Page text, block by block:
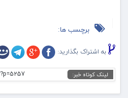
برچسب ها:
به اشتراک بگذارید:
لینک کوتاه خبر: